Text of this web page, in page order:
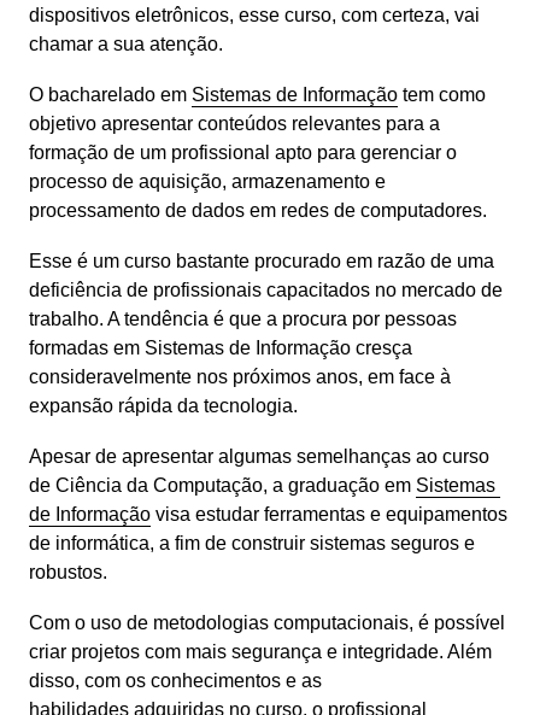
dispositivos eletrônicos, esse curso, com certeza, vai
chamar a sua atenção.
O bacharelado em Sistemas de Informação tem como
objetivo apresentar conteúdos relevantes para a
formação de um profissional apto para gerenciar o
processo de aquisição, armazenamento e
processamento de dados em redes de computadores.
Esse é um curso bastante procurado em razão de uma
deficiência de profissionais capacitados no mercado de
trabalho. A tendência é que a procura por pessoas
formadas em Sistemas de Informação cresça
consideravelmente nos próximos anos, em face à
expansão rápida da tecnologia.
Apesar de apresentar algumas semelhanças ao curso
de Ciência da Computação, a graduação em Sistemas
de Informação visa estudar ferramentas e equipamentos
de informática, a fim de construir sistemas seguros e
robustos.
Com o uso de metodologias computacionais, é possível
criar projetos com mais segurança e integridade. Além
habilidades adquiridas no curso, o profissional